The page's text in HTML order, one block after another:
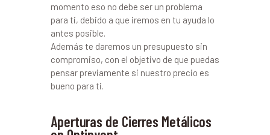
momento eso no debe ser un problema
para ti, debido a que iremos en tu ayuda lo
antes posible.
Además te daremos un presupuesto sin
compromiso, con el objetivo de que puedas
pensar previamente si nuestro precio es
bueno para ti.
Aperturas de Cierres Metálicos